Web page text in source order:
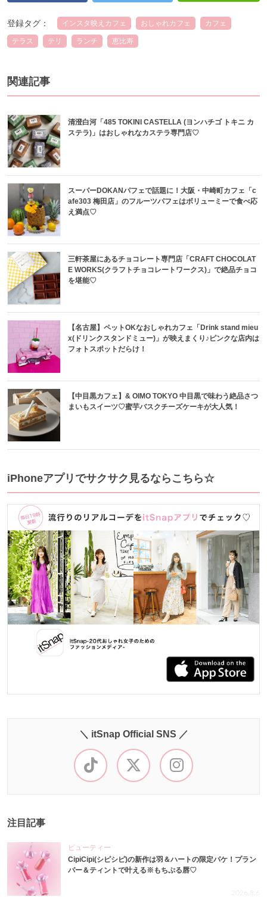
登録タグ： インスタ映えカフェ おしゃれカフェ カフェ
テラス テリ ランチ 恵比寿
関連記事
清澄白河「485 TOKINI CASTELLA (ヨンハチゴ トキニ カ
ステラ)」はおしゃれなカステラ専門店♡
スーパーDOKANパフェで話題に！大阪・中崎町カフェ「c
afe303 梅田店」のフルーツパフェはボリューミーで食べ応
え満点♡
三軒茶屋にあるチョコレート専門店「CRAFT CHOCOLAT
E WORKS(クラフトチョコレートワークス)」で絶品チョコ
を堪能♡
【名古屋】ペットOKなおしゃれカフェ「Drink stand mieu
x(ドリンクスタンドミュー)」が映えまくり♪ピンクな店内は
フォトスポットだらけ！
【中目黒カフェ】& OIMO TOKYO 中目黒で味わう絶品さつ
まいもスイーツ♡蜜芋バスクチーズケーキが大人気！
iPhoneアプリでサクサク見るならこちら☆
＼ itSnap Official SNS ／
注目記事
ビューティー
CipiCipi(シピシピ)の新作は羽＆ハートの限定パケ！プラン
パー＆ティントで叶える※もちぷる唇♡
2026.8.6